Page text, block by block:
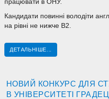
працювати в ОНУ.
Кандидати повинні володіти
на рівні не нижче В2.
ДЕТАЛЬНІШЕ...
НОВИЙ КОНКУРС ДЛЯ
В УНІВЕРСИТЕТІ